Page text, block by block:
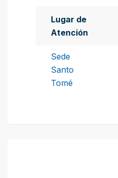
Lugar de
Atención
Sede
Santo
Tomé